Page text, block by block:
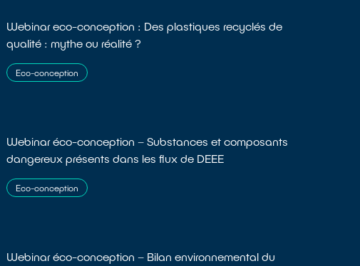
Webinar eco-conception : Des plastiques recyclés de
qualité : mythe ou réalité ?
Eco-conception
Webinar éco-conception – Substances et composants
dangereux présents dans les flux de DEEE
Eco-conception
Webinar éco-conception – Bilan environnemental du